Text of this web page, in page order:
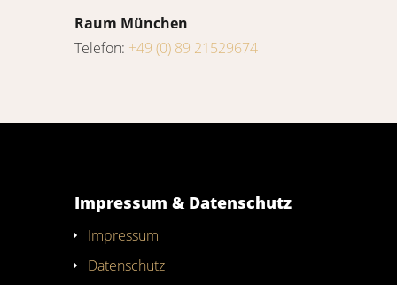
Raum München
Telefon: +49 (0) 89 21529674
Impressum & Datenschutz
Impressum
Datenschutz